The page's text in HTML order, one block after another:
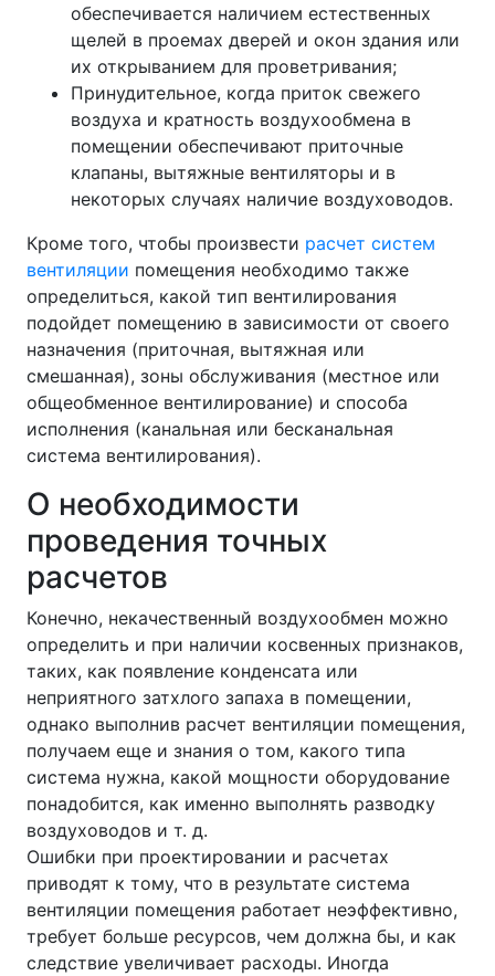
обеспечивается наличием естественных
щелей в проемах дверей и окон здания или
их открыванием для проветривания;
Принудительное, когда приток свежего
воздуха и кратность воздухообмена в
помещении обеспечивают приточные
клапаны, вытяжные вентиляторы и в
некоторых случаях наличие воздуховодов.
Кроме того, чтобы произвести расчет систем
вентиляции помещения необходимо также
определиться, какой тип вентилирования
подойдет помещению в зависимости от своего
назначения (приточная, вытяжная или
смешанная), зоны обслуживания (местное или
общеобменное вентилирование) и способа
исполнения (канальная или бесканальная
система вентилирования).
О необходимости
проведения точных
расчетов
Конечно, некачественный воздухообмен можно
определить и при наличии косвенных признаков,
таких, как появление конденсата или
неприятного затхлого запаха в помещении,
однако выполнив расчет вентиляции помещения,
получаем еще и знания о том, какого типа
система нужна, какой мощности оборудование
понадобится, как именно выполнять разводку
воздуховодов и т. д.
Ошибки при проектировании и расчетах
приводят к тому, что в результате система
вентиляции помещения работает неэффективно,
требует больше ресурсов, чем должна бы, и как
следствие увеличивает расходы. Иногда